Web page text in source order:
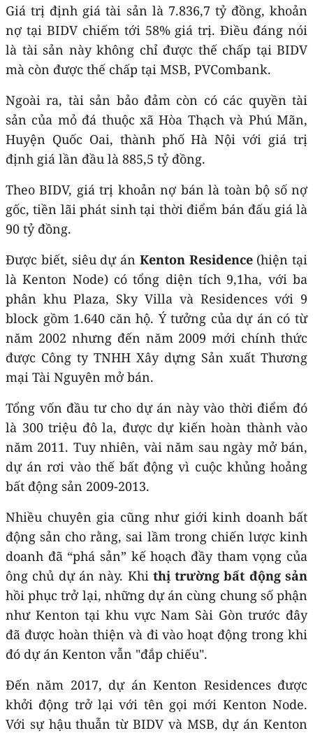
Giá trị định giá tài sản là 7.836,7 tỷ đồng, khoản
nợ tại BIDV chiếm tới 58% giá trị. Điều đáng nói
là tài sản này không chỉ được thế chấp tại BIDV
mà còn được thế chấp tại MSB, PVCombank.
Ngoài ra, tài sản bảo đảm còn có các quyền tài
sản của mỏ đá thuộc xã Hòa Thạch và Phú Mãn,
Huyện Quốc Oai, thành phố Hà Nội với giá trị
định giá lần đầu là 885,5 tỷ đồng.
Theo BIDV, giá trị khoản nợ bán là toàn bộ số nợ
gốc, tiền lãi phát sinh tại thời điểm bán đấu giá là
90 tỷ đồng.
Được biết, siêu dự án Kenton Residence(hiện tại
là Kenton Node) có tổng diện tích 9,1ha, với ba
phân khu Plaza, Sky Villa và Residences với 9
block gồm 1.640 căn hộ. Ý tưởng của dự án có từ
năm 2002 nhưng đến năm 2009 mới chính thức
được Công ty TNHH Xây dựng Sản xuất Thương
mại Tài Nguyên mở bán.
Tổng vốn đầu tư cho dự án này vào thời điểm đó
là 300 triệu đô la, được dự kiến hoàn thành vào
năm 2011. Tuy nhiên, vài năm sau ngày mở bán,
dự án rơi vào thế bất động vì cuộc khủng hoảng
bất động sản 2009-2013.
Nhiều chuyên gia cũng như giới kinh doanh bất
động sản cho rằng, sai lầm trong chiến lược kinh
doanh đã “phá sản” kế hoạch đầy tham vọng của
ông chủ dự án này. Khi thị trường bất động sản
hồi phục trở lại, những dự án cùng chung số phận
như Kenton tại khu vực Nam Sài Gòn trước đây
đã được hoàn thiện và đi vào hoạt động trong khi
đó dự án Kenton vẫn "đắp chiếu".
Đến năm 2017, dự án Kenton Residences được
khởi động trở lại với tên gọi mới Kenton Node.
Với sự hậu thuẫn từ BIDV và MSB, dự án Kenton